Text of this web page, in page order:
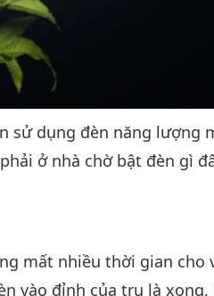
sử dụng đèn năng lượng
ở nhà chờ bật đèn gì
mất nhiều thời gian cho
vào đỉnh của trụ là